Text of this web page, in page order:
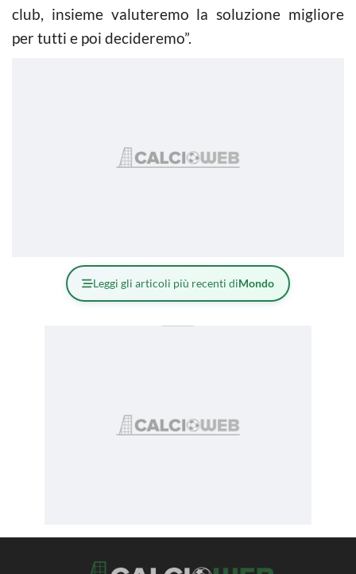
club, insieme valuteremo la soluzione migliore
per tutti e poi decideremo”.
Leggi gli articoli più recenti diMondo